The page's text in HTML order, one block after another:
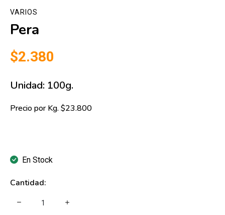
VARIOS
Pera
$2.380
Unidad: 100g.
Precio por Kg. $23.800
En Stock
Cantidad: